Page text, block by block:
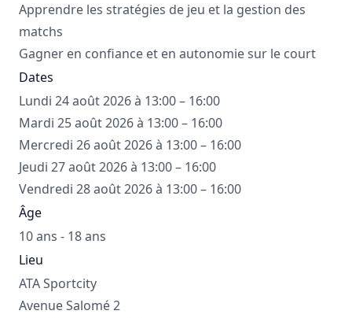
Apprendre les stratégies de jeu et la gestion des
matchs
Gagner en confiance et en autonomie sur le court
Dates
Lundi 24 août 2026 à 13:00 – 16:00
Mardi 25 août 2026 à 13:00 – 16:00
Mercredi 26 août 2026 à 13:00 – 16:00
Jeudi 27 août 2026 à 13:00 – 16:00
Vendredi 28 août 2026 à 13:00 – 16:00
Âge
10 ans - 18 ans
Lieu
ATA Sportcity
Avenue Salomé 2